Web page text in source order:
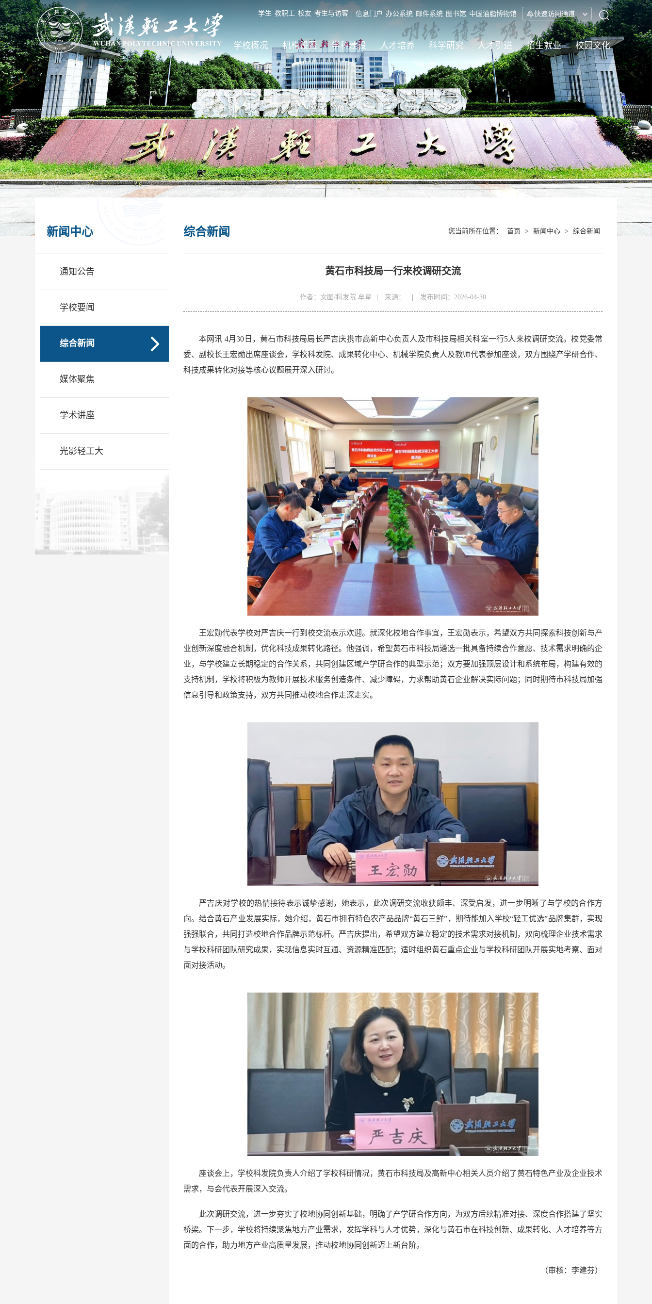
快速访问通道
信息门户 办公系统 邮件系统 图书馆 中国油脂博物馆
学生 教职工 校友 考生与访客
学校概况 机构设置 学科建设 人才培养 科学研究 人才引进 招生就业 校园文化
新闻中心
通知公告
学校要闻
综合新闻
媒体聚焦
学术讲座
光影轻工大
综合新闻 您当前所在位置： 首页 > 新闻中心 > 综合新闻
黄石市科技局一行来校调研交流
作者：文图/科发院 牟星 来源： 发布时间：2026-04-30
本网讯 4月30日，黄石市科技局局长严吉庆携市高新中心负责人及市科技局相关科室一行5人来校调研交流。校党委常
委、副校长王宏勋出席座谈会，学校科发院、成果转化中心、机械学院负责人及教师代表参加座谈，双方围绕产学研合作、
科技成果转化对接等核心议题展开深入研讨。
王宏勋代表学校对严吉庆一行到校交流表示欢迎。就深化校地合作事宜，王宏勋表示，希望双方共同探索科技创新与产
业创新深度融合机制，优化科技成果转化路径。他强调，希望黄石市科技局遴选一批具备持续合作意愿、技术需求明确的企
业，与学校建立长期稳定的合作关系，共同创建区域产学研合作的典型示范；双方要加强顶层设计和系统布局，构建有效的
支持机制，学校将积极为教师开展技术服务创造条件、减少障碍，力求帮助黄石企业解决实际问题；同时期待市科技局加强
信息引导和政策支持，双方共同推动校地合作走深走实。
严吉庆对学校的热情接待表示诚挚感谢，她表示，此次调研交流收获颇丰、深受启发，进一步明晰了与学校的合作方
向。结合黄石产业发展实际，她介绍，黄石市拥有特色农产品品牌“黄石三鲜”，期待能加入学校“轻工优选”品牌集群，实现
强强联合，共同打造校地合作品牌示范标杆。严吉庆提出，希望双方建立稳定的技术需求对接机制，双向梳理企业技术需求
与学校科研团队研究成果，实现信息实时互通、资源精准匹配；适时组织黄石重点企业与学校科研团队开展实地考察、面对
面对接活动。
座谈会上，学校科发院负责人介绍了学校科研情况，黄石市科技局及高新中心相关人员介绍了黄石特色产业及企业技术
需求，与会代表开展深入交流。
此次调研交流，进一步夯实了校地协同创新基础，明确了产学研合作方向，为双方后续精准对接、深度合作搭建了坚实
桥梁。下一步，学校将持续聚焦地方产业需求，发挥学科与人才优势，深化与黄石市在科技创新、成果转化、人才培养等方
面的合作，助力地方产业高质量发展，推动校地协同创新迈上新台阶。
（审核：李建芬）